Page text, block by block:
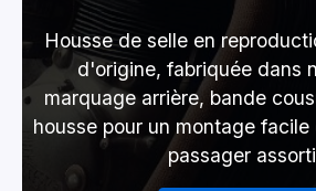
Housse de selle en
d'origine, fabriquée dans
marquage arrière, bande
housse pour un montage
passager